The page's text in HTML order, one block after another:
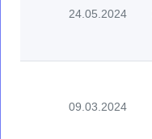
24.05.2024
09.03.2024